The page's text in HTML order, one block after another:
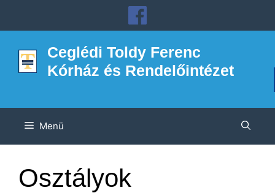
Ceglédi Toldy Ferenc
Kórház és Rendelőintézet
Menü
Osztályok